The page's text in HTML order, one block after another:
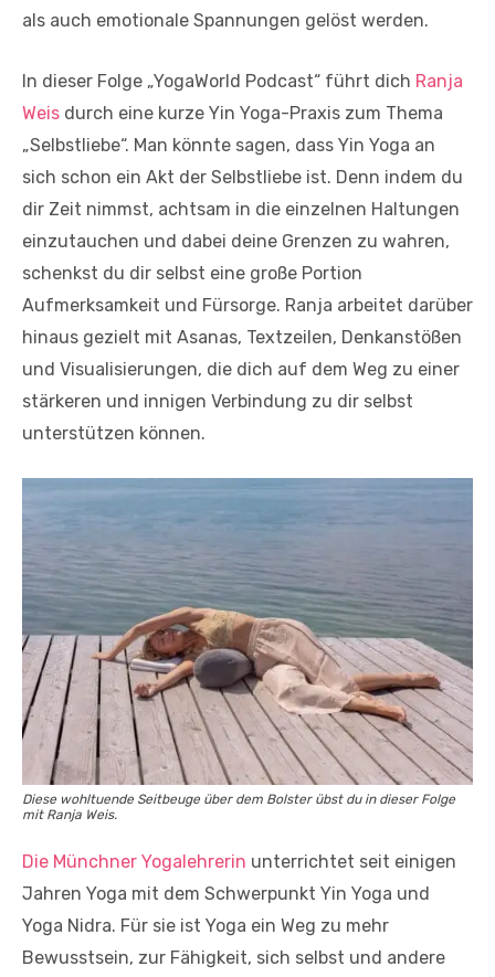
als auch emotionale Spannungen gelöst werden.
In dieser Folge „YogaWorld Podcast“ führt dich Ranja
Weis durch eine kurze Yin Yoga-Praxis zum Thema
„Selbstliebe“. Man könnte sagen, dass Yin Yoga an
sich schon ein Akt der Selbstliebe ist. Denn indem du
dir Zeit nimmst, achtsam in die einzelnen Haltungen
einzutauchen und dabei deine Grenzen zu wahren,
schenkst du dir selbst eine große Portion
Aufmerksamkeit und Fürsorge. Ranja arbeitet darüber
hinaus gezielt mit Asanas, Textzeilen, Denkanstößen
und Visualisierungen, die dich auf dem Weg zu einer
stärkeren und innigen Verbindung zu dir selbst
unterstützen können.
Diese wohltuende Seitbeuge über dem Bolster übst du in dieser Folge
mit Ranja Weis.
Die Münchner Yogalehrerin unterrichtet seit einigen
Jahren Yoga mit dem Schwerpunkt Yin Yoga und
Yoga Nidra. Für sie ist Yoga ein Weg zu mehr
Bewusstsein, zur Fähigkeit, sich selbst und andere